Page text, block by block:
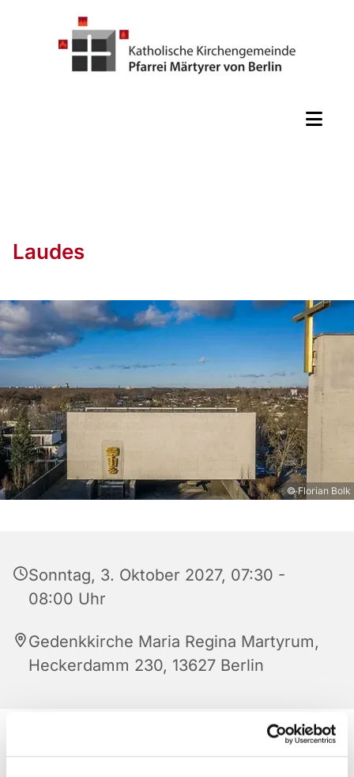
Laudes
© Florian Bolk
Sonntag, 3. Oktober 2027, 07:30 -
08:00 Uhr
Gedenkkirche Maria Regina Martyrum,
Heckerdamm 230, 13627 Berlin